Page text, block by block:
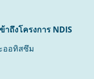
ถึงโครงการ NDIS
ออทิสซึม